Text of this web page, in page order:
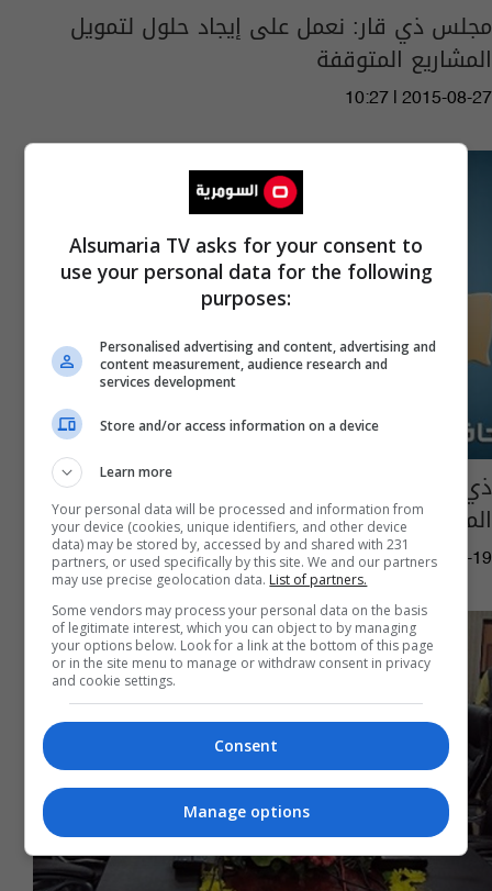
مجلس ذي قار: نعمل على إيجاد حلول لتمويل
المشاريع المتوقفة
10:27 | 2015-08-27
ذي قار تدرس استقطاع 25% من أموال جباية
الماء لرواتب الأجور بمديرية المجاري
10:39 | 2015-08-19
Alsumaria TV asks for your consent to
use your personal data for the following
purposes:
Personalised advertising and content, advertising and
content measurement, audience research and
services development
Store and/or access information on a device
Learn more
Your personal data will be processed and information from
your device (cookies, unique identifiers, and other device
data) may be stored by, accessed by and shared with 231
partners, or used specifically by this site. We and our partners
may use precise geolocation data. List of partners.
Some vendors may process your personal data on the basis
of legitimate interest, which you can object to by managing
your options below. Look for a link at the bottom of this page
or in the site menu to manage or withdraw consent in privacy
and cookie settings.
Consent
Manage options